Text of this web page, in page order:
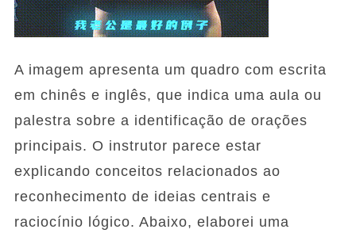
A imagem apresenta um quadro com escrita
em chinês e inglês, que indica uma aula ou
palestra sobre a identificação de orações
principais. O instrutor parece estar
explicando conceitos relacionados ao
reconhecimento de ideias centrais e
raciocínio lógico. Abaixo, elaborei uma